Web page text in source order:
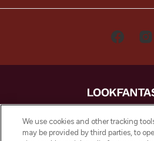
LOOKFANTASTIC is de
beautybestemming van
We use cookies and other tracking
may be provided by third parties, to